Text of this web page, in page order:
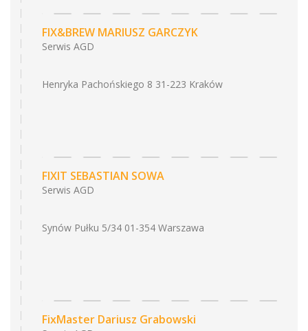
FIX&BREW MARIUSZ GARCZYK
Serwis AGD
Henryka Pachońskiego 8 31-223 Kraków
FIXIT SEBASTIAN SOWA
Serwis AGD
Synów Pułku 5/34 01-354 Warszawa
FixMaster Dariusz Grabowski